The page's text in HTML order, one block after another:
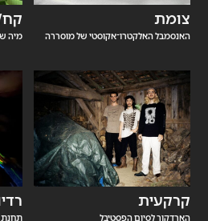
צומת
האנסמבל האלקטרו־אקוסטי של מוסררה מיה
קרקעית
הארדקור לסיום הפסטיבל
תחנת